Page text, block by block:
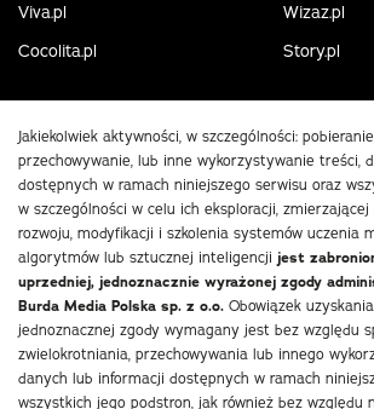
Viva.pl
Wizaz.pl
Cocolita.pl
Story.pl
Jakiekolwiek aktywności, w szczególności:
przechowywanie, lub inne wykorzystywanie treści,
dostępnych w ramach niniejszego serwisu oraz
w szczególności w celu ich eksploracji,
rozwoju, modyfikacji i szkolenia systemów uczenia
algorytmów lub sztucznej inteligencji jest
uprzedniej, jednoznacznie wyrażonej zgody
Burda Media Polska sp. z o.o. Obowiązek
jednoznacznej zgody wymagany jest bez względu
zwielokrotniania, przechowywania lub innego
danych lub informacji dostępnych w ramach
wszystkich jego podstron, jak również bez względu